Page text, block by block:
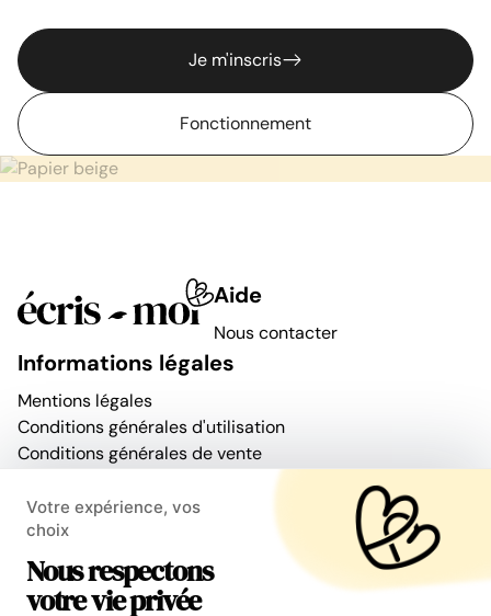
Je m'inscris
Fonctionnement
Aide
Nous contacter
Informations légales
Mentions légales
Conditions générales d'utilisation
Conditions générales de vente
Modifier mes préférences de cookies
La Newsletter
Votre expérience, vos
choix
Nous respectons
votre vie privée